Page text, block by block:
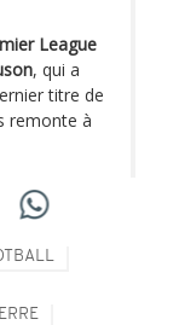
League
, qui a
titre de
remonte à